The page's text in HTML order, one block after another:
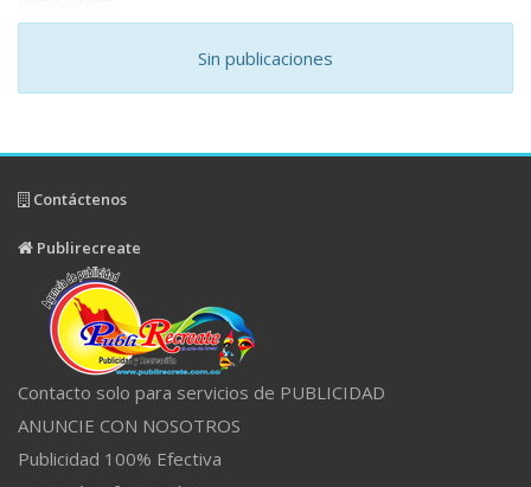
Sin publicaciones
Contáctenos
Publirecreate
Contacto solo para servicios de PUBLICIDAD
ANUNCIE CON NOSOTROS
Publicidad 100% Efectiva